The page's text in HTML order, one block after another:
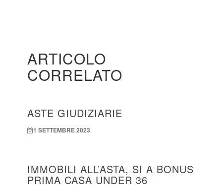
ARTICOLO
CORRELATO
ASTE GIUDIZIARIE
1 SETTEMBRE 2023
IMMOBILI ALL’ASTA, SI A BONUS
PRIMA CASA UNDER 36